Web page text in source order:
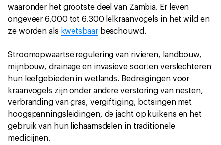
waaronder het grootste deel van Zambia. Er leven
ongeveer 6.000 tot 6.300 lelkraanvogels in het wild en
ze worden als kwetsbaarbeschouwd.
Stroomopwaartse regulering van rivieren, landbouw,
mijnbouw, drainage en invasieve soorten verslechteren
hun leefgebieden in wetlands. Bedreigingen voor
kraanvogels zijn onder andere verstoring van nesten,
verbranding van gras, vergiftiging, botsingen met
hoogspanningsleidingen, de jacht op kuikens en het
gebruik van hun lichaamsdelen in traditionele
medicijnen.